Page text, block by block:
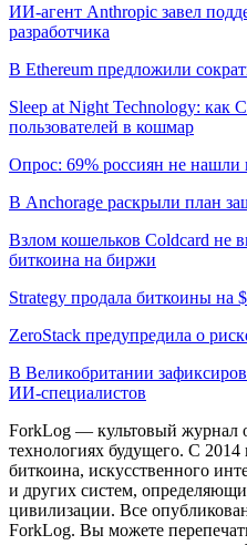
ИИ-агент Anthropic завел
разработчика
В Ethereum предложили
Sleep at Night Technology: как
пользователей в кошмар
Опрос: 69% россиян не
В Anchorage раскрыли план
Взлом кошельков Coldcard не
биткоина на биржи
Strategy продала биткоины на
ZeroStack предупредила о
В Великобритании
ИИ-специалистов
ForkLog — культовый журнал
технологиях будущего. С
биткоина, искусственного
и других систем,
цивилизации. Все
ForkLog. Вы можете